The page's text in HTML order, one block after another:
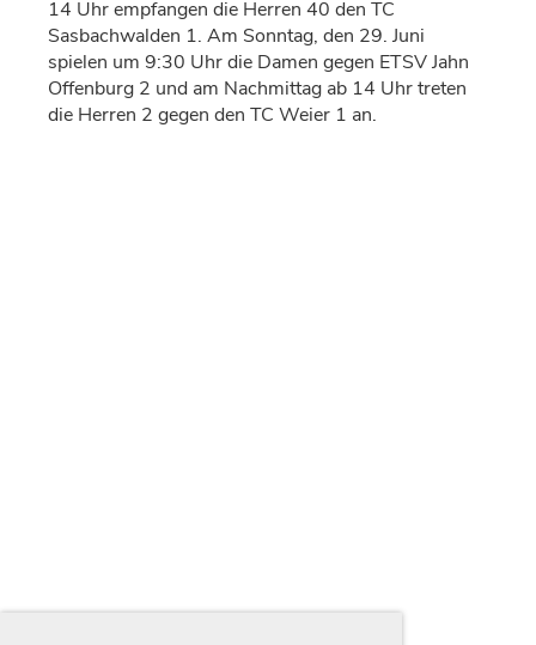
14 Uhr empfangen die Herren 40 den TC
Sasbachwalden 1. Am Sonntag, den 29. Juni
spielen um 9:30 Uhr die Damen gegen ETSV Jahn
Offenburg 2 und am Nachmittag ab 14 Uhr treten
die Herren 2 gegen den TC Weier 1 an.